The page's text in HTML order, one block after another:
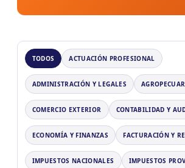
TODOS ACTUACIÓN PROFESIONAL
ADMINISTRACIÓN Y LEGALES
COMERCIO EXTERIOR CONTABILIDAD Y
ECONOMÍA Y FINANZAS FACTURACIÓN Y
IMPUESTOS NACIONALES IMPUESTOS